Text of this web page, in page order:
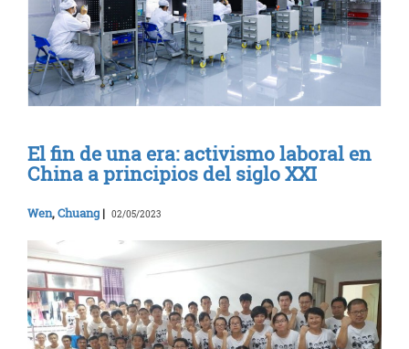
El fin de una era: activismo laboral en
China a principios del siglo XXI
Wen,Chuang | 02/05/2023